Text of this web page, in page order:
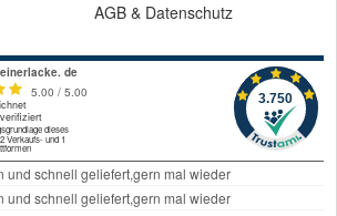
AGB & Datenschutz